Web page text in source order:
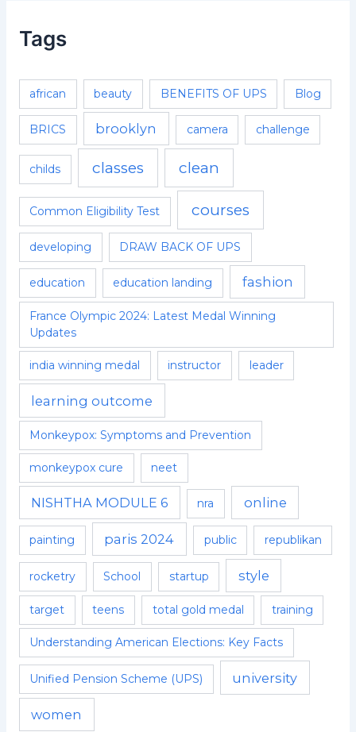
Tags
african beauty BENEFITS OF UPS Blog
BRICS brooklyn camera challenge
childs classes clean
Common Eligibility Test courses
developing DRAW BACK OF UPS
education education landing fashion
France Olympic 2024: Latest Medal Winning
Updates
india winning medal instructor leader
learning outcome
Monkeypox: Symptoms and Prevention
monkeypox cure neet
NISHTHA MODULE 6 nra online
painting paris 2024 public republikan
rocketry School startup style
target teens total gold medal training
Understanding American Elections: Key Facts
Unified Pension Scheme (UPS) university
women